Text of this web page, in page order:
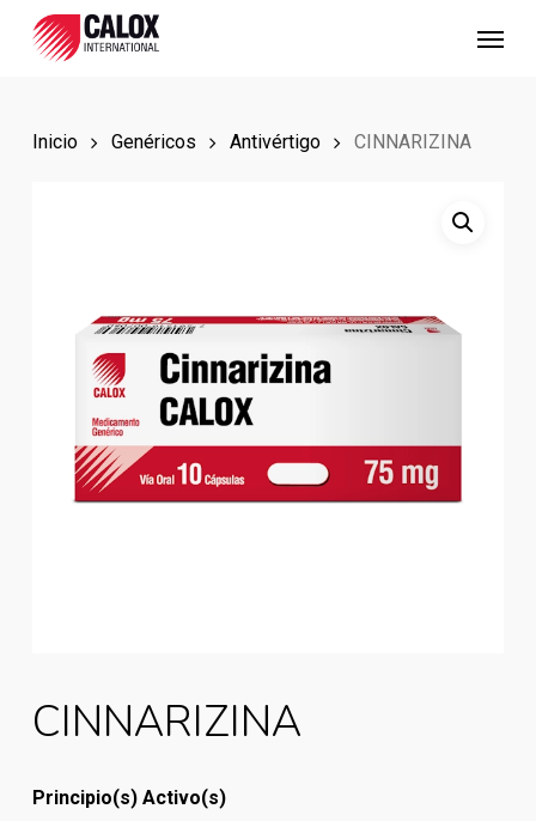
Inicio Genéricos Antivértigo CINNARIZINA
CINNARIZINA
Principio(s) Activo(s)